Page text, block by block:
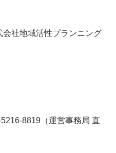
会社地域活性プランニング
8819（運営事務局 直